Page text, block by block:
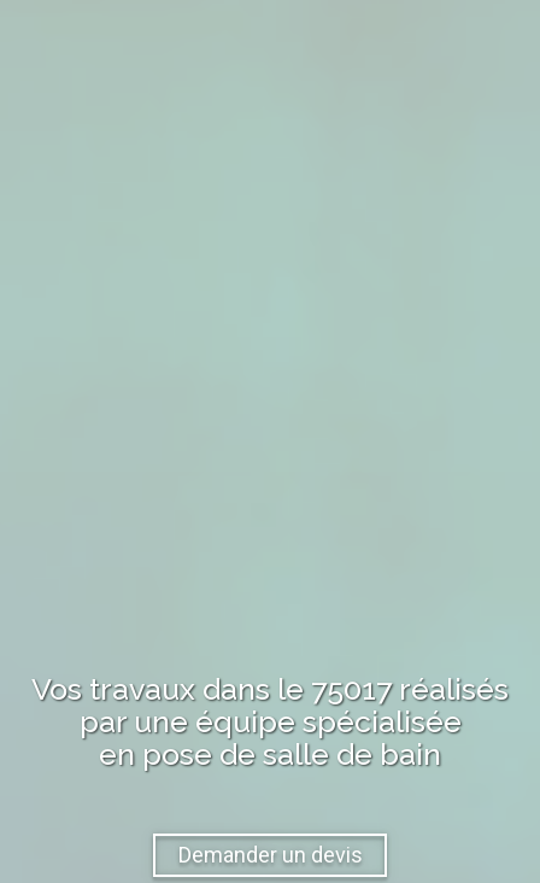
Vos travaux dans le 75017réalisés
par une équipe spécialisée
en pose de salle de bain
Demander un devis